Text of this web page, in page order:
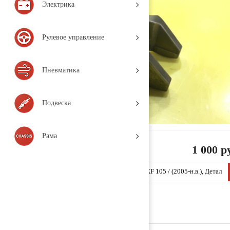
Электрика
Рулевое управление
Пневматика
Подвеска
Рама
1 000
Кронштейн форсунки 1791123 (DAF / DAF / XF 105 / (2005-н.в.), Детал